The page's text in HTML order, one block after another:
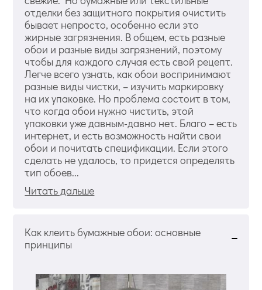
отделки без защитного покрытия очистить
бывает непросто, особенно если это
жирные загрязнения. В общем, есть разные
обои и разные виды загрязнений, поэтому
чтобы для каждого случая есть свой рецепт.
Легче всего узнать, как обои воспринимают
разные виды чистки, – изучить маркировку
на их упаковке. Но проблема состоит в том,
что когда обои нужно чистить, этой
упаковки уже давным-давно нет. Благо – есть
интернет, и есть возможность найти свои
обои и почитать спецификации. Если этого
сделать не удалось, то придется определять
тип обоев...
Читать дальше
Как клеить бумажные обои: основные
принципы